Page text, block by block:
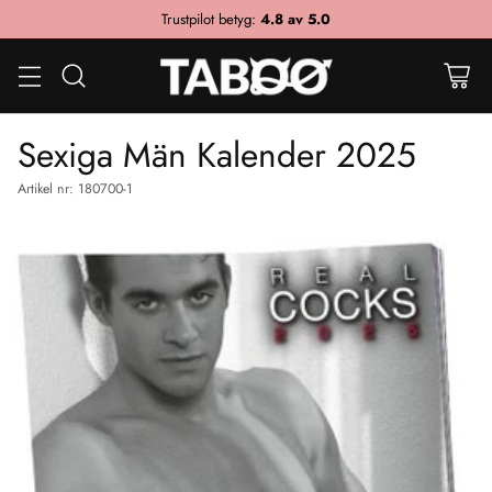
Trustpilot betyg: 4.8 av 5.0
Sexiga Män Kalender 2025
Artikel nr: 180700-1